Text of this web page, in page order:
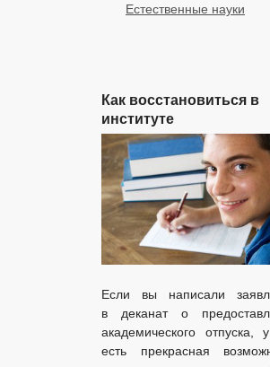
Естественные науки
Как восстановиться в
институте
Если вы написали
в деканат о
академического отпуска,
есть прекрасная